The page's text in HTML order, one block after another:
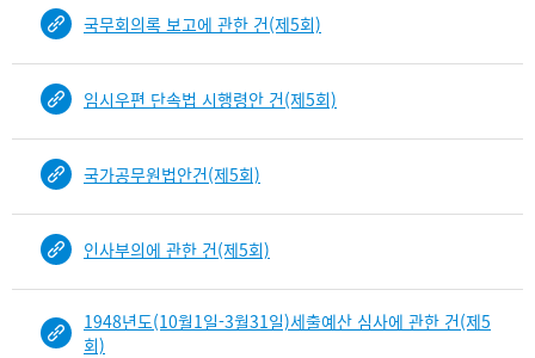
국무회의록 보고에 관한 건(제5회)
임시우편 단속법 시행령안 건(제5회)
국가공무원법안건(제5회)
인사부의에 관한 건(제5회)
1948년도(10월1일-3월31일)세출예산 심사에 관한 건(제5
회)